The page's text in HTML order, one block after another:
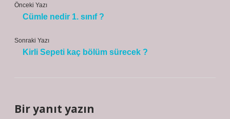
Önceki Yazı
Cümle nedir 1. sınıf ?
Sonraki Yazı
Kirli Sepeti kaç bölüm sürecek ?
Bir yanıt yazın